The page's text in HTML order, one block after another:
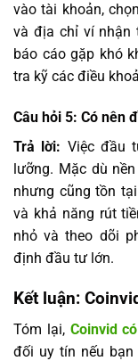
vào tài khoản,
và địa chỉ ví nhận
báo cáo gặp khó
tra kỹ các điều
Câu hỏi 5: Có nên
Trả lời: Việc đầu
lưỡng. Mặc dù
nhưng cũng tồn
và khả năng rút
nhỏ và theo dõi
định đầu tư lớn.
Kết luận:
Tóm lại, Coinvid
đối uy tín nếu